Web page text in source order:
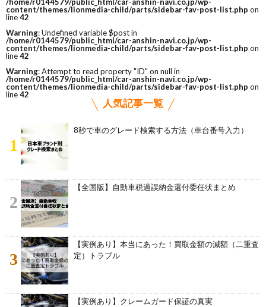
/home/r0144579/public_html/car-anshin-navi.co.jp/wp-
content/themes/lionmedia-child/parts/sidebar-fav-post-list.php on
line42
Warning: Undefined variable $post in
/home/r0144579/public_html/car-anshin-navi.co.jp/wp-
content/themes/lionmedia-child/parts/sidebar-fav-post-list.php on
line42
Warning: Attempt to read property "ID" on null in
/home/r0144579/public_html/car-anshin-navi.co.jp/wp-
content/themes/lionmedia-child/parts/sidebar-fav-post-list.php on
line42
人気記事一覧
1
8秒で車のグレード検索する方法（車台番号入力）
2
【全国版】自動車税過誤納金還付委任状まとめ
3
【実例あり】本当にあった！買取金額の減額（二重査
定）トラブル
【実例あり】クレームガード保証の真実